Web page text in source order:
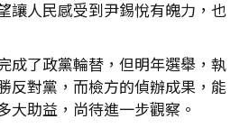
讓人民感受到尹錫悅有魄力，也
成了政黨輪替，但明年選舉，執
反對黨，而檢方的偵辦成果，能
大助益，尚待進一步觀察。